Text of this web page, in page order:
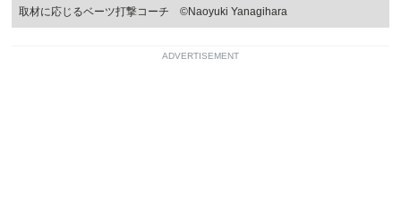
取材に応じるベーツ打撃コーチ ©Naoyuki Yanagihara
ADVERTISEMENT